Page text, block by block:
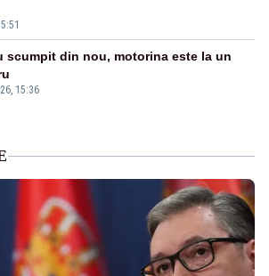
15:36
scumpit din nou, motorina este la un